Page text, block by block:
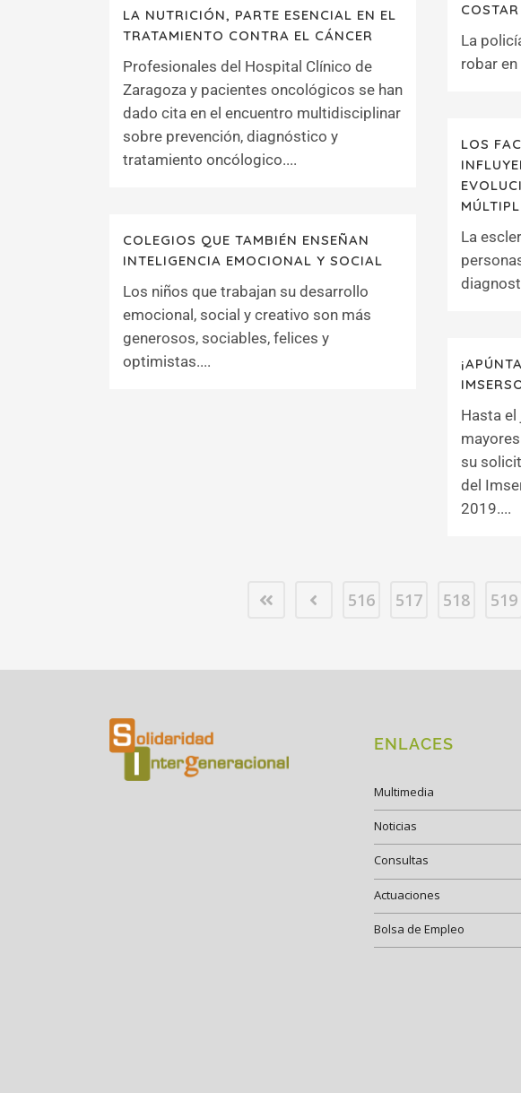
La
robar en
LA NUTRICIÓN, PARTE ESENCIAL EN EL
TRATAMIENTO CONTRA EL CÁNCER
Profesionales del Hospital Clínico de
Zaragoza y pacientes oncológicos se han
dado cita en el encuentro multidisciplinar
sobre prevención, diagnóstico y
tratamiento oncólogico....
LOS
La
COLEGIOS QUE TAMBIÉN ENSEÑAN
INTELIGENCIA EMOCIONAL Y SOCIAL
Los niños que trabajan su desarrollo
emocional, social y creativo son más
generosos, sociables, felices y
optimistas....
Hasta el
su
del
2019....
516 517 518 519
ENLACES
Multimedia
Noticias
Consultas
Actuaciones
Bolsa de Empleo